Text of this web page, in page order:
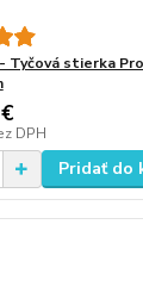
Tyčová stierka
DPH
Pridať do